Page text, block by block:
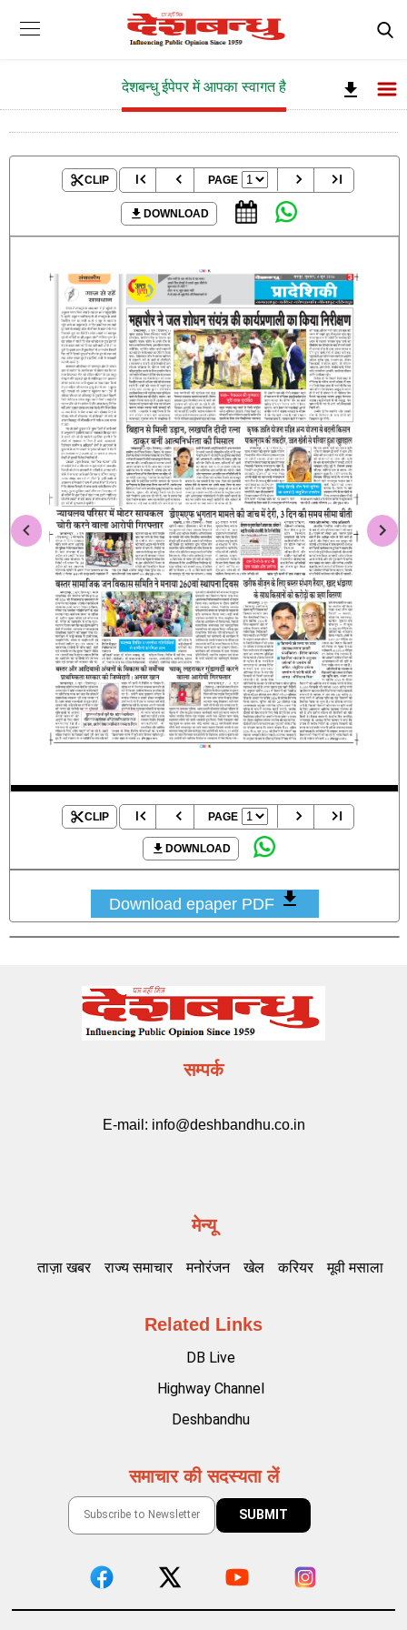
देशबन्धु ईपेपर में आपका स्वागत है
CLIP PAGE
DOWNLOAD
CLIP PAGE
DOWNLOAD
Download epaper PDF
सम्पर्क
E-mail: info@deshbandhu.co.in
मेन्यू
ताज़ा खबर राज्य समाचार मनोरंजन खेल करियर मूवी मसाला
Related Links
DB Live
Highway Channel
Deshbandhu
समाचार की सदस्यता लें